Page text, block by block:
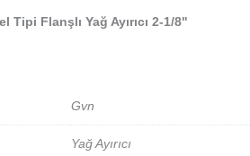
Tipi Flanşlı Yağ Ayırıcı 2-1/8"
Gvn
Yağ Ayırıcı